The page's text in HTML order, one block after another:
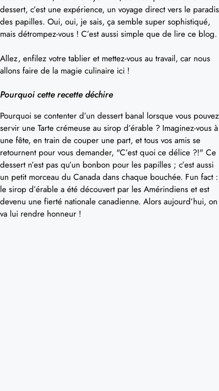
dessert, c’est une expérience, un voyage direct vers le paradis
des papilles. Oui, oui, je sais, ça semble super sophistiqué,
mais détrompez-vous ! C’est aussi simple que de lire ce blog.
Allez, enfilez votre tablier et mettez-vous au travail, car nous
allons faire de la magie culinaire ici !
Pourquoi cette recette déchire
Pourquoi se contenter d’un dessert banal lorsque vous pouvez
servir une Tarte crémeuse au sirop d’érable ? Imaginez-vous à
une fête, en train de couper une part, et tous vos amis se
retournent pour vous demander, "C’est quoi ce délice ?!" Ce
dessert n’est pas qu’un bonbon pour les papilles ; c’est aussi
un petit morceau du Canada dans chaque bouchée. Fun fact :
le sirop d’érable a été découvert par les Amérindiens et est
devenu une fierté nationale canadienne. Alors aujourd’hui, on
va lui rendre honneur !